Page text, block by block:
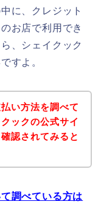
に、クレジット
お店で利用でき
、シェイクック
すよ。
い方法を調べて
ックの公式サイ
認されてみると
調べている方は